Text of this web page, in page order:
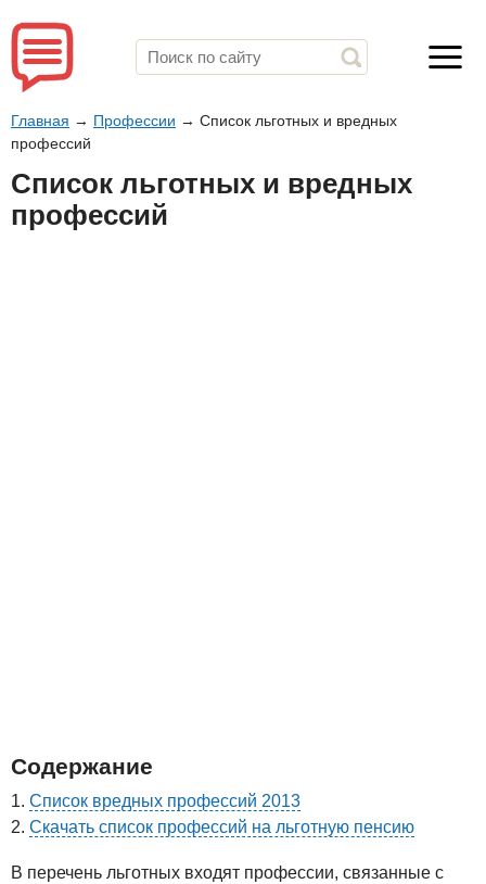
Главная → Профессии → Список льготных и вредных
профессий
Список льготных и вредных
профессий
Содержание
Список вредных профессий 2013
Скачать список профессий на льготную пенсию
В перечень льготных входят профессии, связанные с